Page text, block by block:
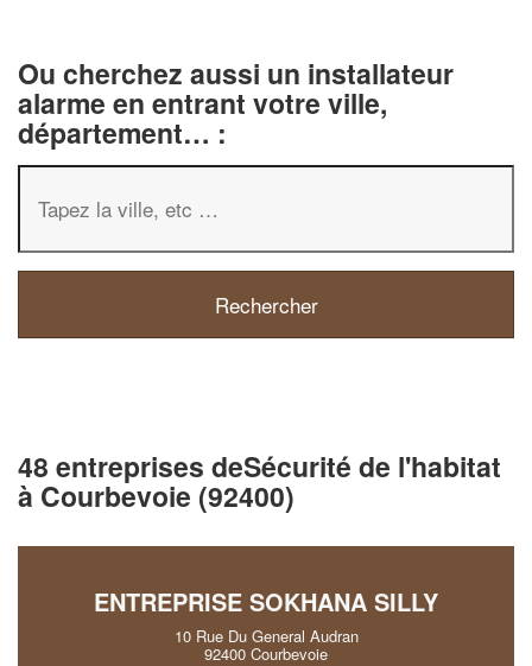
Ou cherchez aussi un installateur
alarme en entrant votre ville,
département… :
48 entreprises deSécurité de l'habitat
à Courbevoie (92400)
ENTREPRISE SOKHANA SILLY
10 Rue Du General Audran
92400 Courbevoie